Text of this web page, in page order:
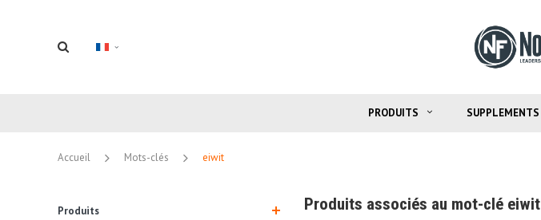
PRODUITS SUPPLEMENTS
Accueil Mots-clés eiwit
Produits Produits associés au mot-clé eiwit